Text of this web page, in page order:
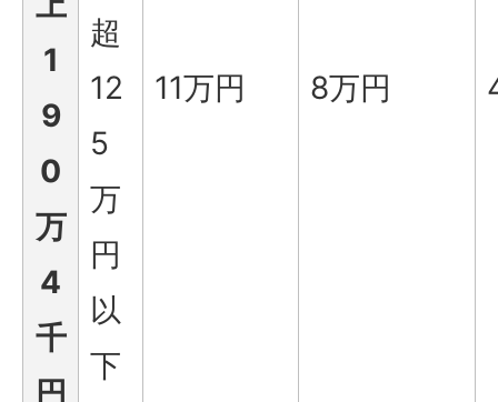
1
9
0
万
4
千
円
超
12
5
万
円
以
下
11万円 8万円